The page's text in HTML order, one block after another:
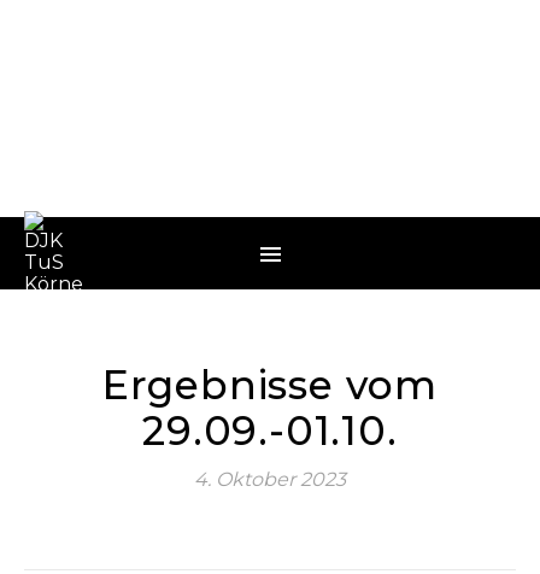
Ergebnisse vom
29.09.-01.10.
4. Oktober 2023